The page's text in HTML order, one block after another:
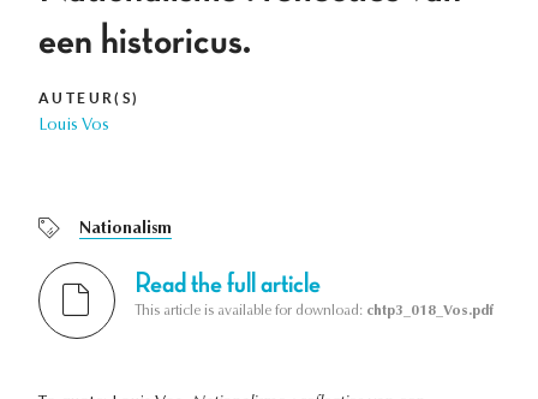
een historicus.
AUTEUR(S)
Louis Vos
Nationalism
Read the full article
This article is available for download: chtp3_018_Vos.pdf